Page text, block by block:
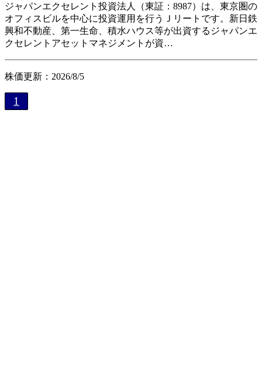
ジャパンエクセレント投資法人（東証：8987）は、東京圏の
オフィスビルを中心に投資運用を行うＪリートです。新日鉄
興和不動産、第一生命、積水ハウス等が出資するジャパンエ
クセレントアセットマネジメントが資…
株価更新：2026/8/5
1